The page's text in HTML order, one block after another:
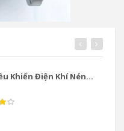
Khiển Điện Khí Nén...